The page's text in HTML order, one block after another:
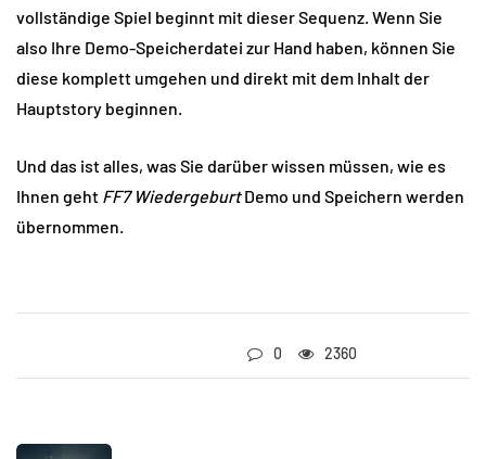
vollständige Spiel beginnt mit dieser Sequenz. Wenn Sie
also Ihre Demo-Speicherdatei zur Hand haben, können Sie
diese komplett umgehen und direkt mit dem Inhalt der
Hauptstory beginnen.
Und das ist alles, was Sie darüber wissen müssen, wie es
Ihnen geht FF7 WiedergeburtDemo und Speichern werden
übernommen.
0 2360